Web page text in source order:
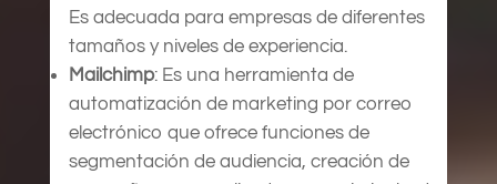
Es adecuada para empresas de diferentes
tamaños y niveles de experiencia.
Mailchimp: Es una herramienta de
automatización de marketing por correo
electrónico que ofrece funciones de
segmentación de audiencia, creación de